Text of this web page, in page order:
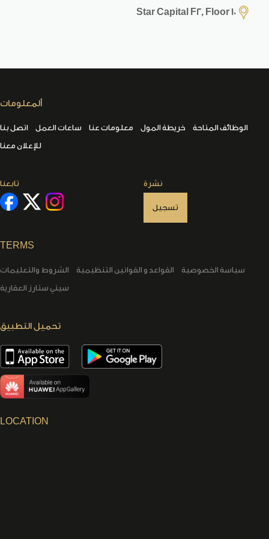
Star Capital F2, Floor 10
ألمعلومات
اتصل بنا ساعات العمل معلومات عنا خريطة المول
الوظائف المتاحة
للإعلان معنا
تابعنا نشرة
تسجيل
TERMS
الشروط والتعليمات القواعد و القوانين التنظيمية
سياسة الخصوصية
سيتي ستارز العقارية
تحميل التطبيق
LOCATION